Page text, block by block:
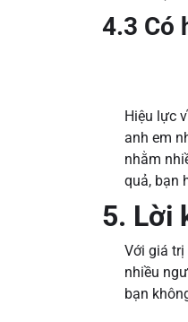
4.3 Có
Hiệu lực
anh em
nhằm
quả, bạn
5. Lời
Với giá
nhiều
bạn